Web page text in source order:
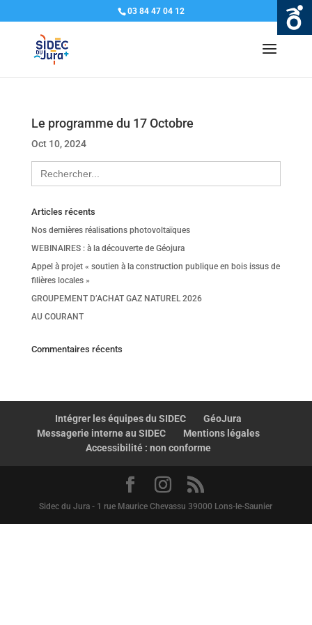
03 84 47 04 12
Le programme du 17 Octobre
Oct 10, 2024
Search
for:
Articles récents
Nos dernières réalisations photovoltaïques
WEBINAIRES : à la découverte de Géojura
Appel à projet « soutien à la construction publique en bois issus de
filières locales »
GROUPEMENT D’ACHAT GAZ NATUREL 2026
AU COURANT
Commentaires récents
Intégrer les équipes du SIDEC
GéoJura
Messagerie interne au SIDEC
Mentions légales
Accessibilité : non conforme
Sidec du Jura - 1 rue Maurice Chevassu 39000 Lons-le-Saunier